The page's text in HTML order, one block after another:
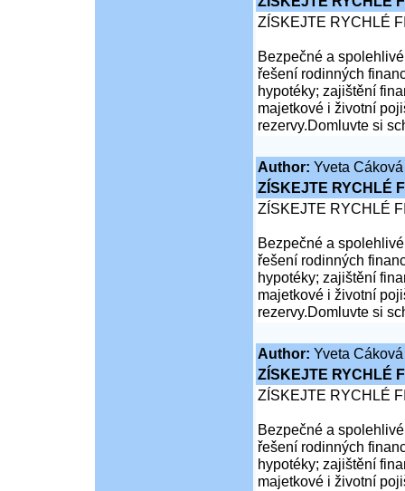
ZÍSKEJTE RYCHLÉ
Bezpečné a
řešení rodinných
hypotéky; zajištění
majetkové i životní
rezervy.Domluvte si
Author: Yveta Cáková
ZÍSKEJTE RYCHLÉ
ZÍSKEJTE RYCHLÉ
Bezpečné a
řešení rodinných
hypotéky; zajištění
majetkové i životní
rezervy.Domluvte si
Author: Yveta Cáková
ZÍSKEJTE RYCHLÉ
ZÍSKEJTE RYCHLÉ
Bezpečné a
řešení rodinných
hypotéky; zajištění
majetkové i životní